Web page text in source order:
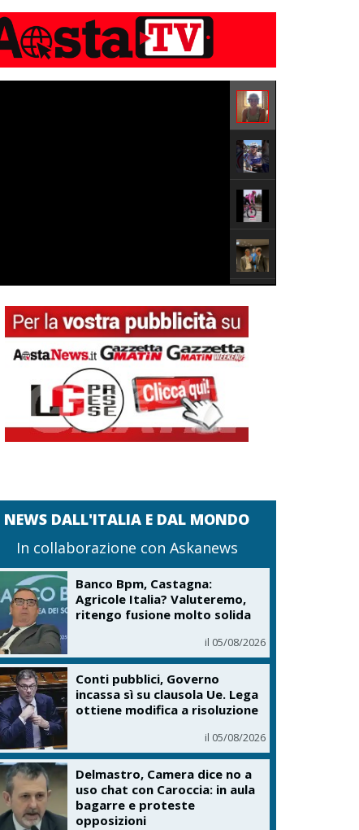
NEWS DALL'ITALIA E DAL MONDO
In collaborazione con Askanews
Banco Bpm, Castagna:
Agricole Italia? Valuteremo,
ritengo fusione molto solida
il 05/08/2026
Conti pubblici, Governo
incassa sì su clausola Ue. Lega
ottiene modifica a risoluzione
il 05/08/2026
Delmastro, Camera dice no a
uso chat con Caroccia: in aula
bagarre e proteste
opposizioni